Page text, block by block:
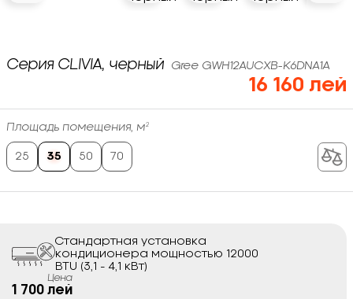
Серия CLIVIA, черный Gree GWH12AUCXB-K6DNA1A
16 160 лей
Площадь помещения, м²
25 35 50 70
Стандартная установка
кондиционера мощностью 12000
BTU (3,1 - 4,1 кВт)
Цена
1 700 лей